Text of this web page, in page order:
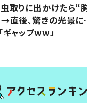
虫取りに出かけたら“
直後、驚きの光景に
ギャップww」